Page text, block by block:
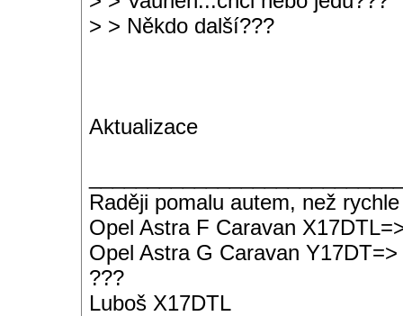
> > Někdo další???
Aktualizace
Raději pomalu autem, než
Opel Astra F Caravan
Opel Astra G Caravan Y17DT=>
???
Luboš X17DTL